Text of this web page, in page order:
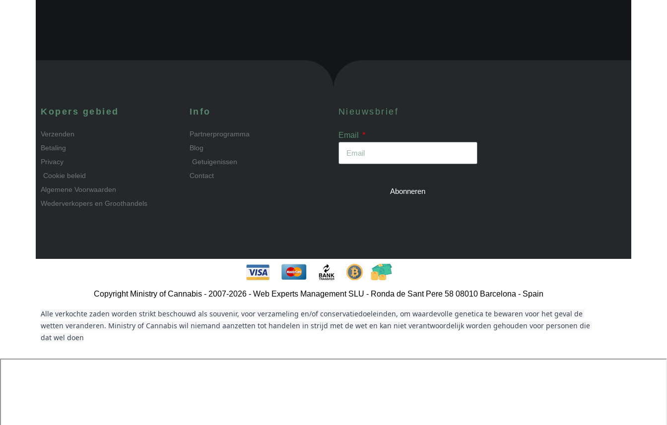
Kopers gebied
Verzenden
Betaling
Privacy
Cookie beleid
Algemene Voorwaarden
Wederverkopers en Groothandels
Info
Partnerprogramma
Blog
Getuigenissen
Contact
Nieuwsbrief
Email
Abonneren
Copyright Ministry of Cannabis - 2007-2026 - Web Experts Management SLU - Ronda de Sant Pere 58 08010 Barcelona - Spain
Alle verkochte zaden worden strikt beschouwd als souvenir, voor verzameling en/of conservatiedoeleinden, om waardevolle genetica te bewaren voor het geval de
wetten veranderen. Ministry of Cannabis wil niemand aanzetten tot handelen in strijd met de wet en kan niet verantwoordelijk worden gehouden voor personen die
dat wel doen